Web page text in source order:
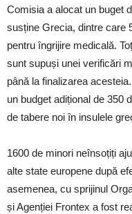
Comisia a alocat un buget
susține Grecia, dintre care
pentru îngrijire medicală.
sunt supuși unei verificări
până la finalizarea
un budget adițional de 350
de tabere noi în insulele
1600 de minori neînsoțiți
alte state europene după
asemenea, cu sprijinul
și Agenției Frontex a fost